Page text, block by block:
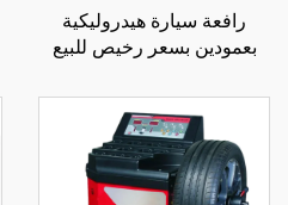
رافعة سيارة هيدروليكية
بعمودين بسعر رخيص للبيع